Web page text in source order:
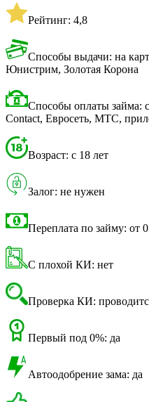
Рейтинг: 4,8
Способы выдачи: на
Юнистрим, Золотая Корона
Способы оплаты займа:
Contact, Евросеть, МТС,
Возраст: с 18 лет
Залог: не нужен
Переплата по займу: от
С плохой КИ: нет
Проверка КИ:
Первый под 0%: да
Автоодобрение зама: да